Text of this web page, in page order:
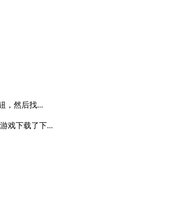
，然后找...
戏下载了下...